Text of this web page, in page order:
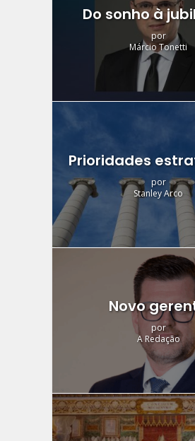
Do sonho à
por
Márcio Tonetti
Prioridades
por
Stanley Arco
Novo
por
A Redação